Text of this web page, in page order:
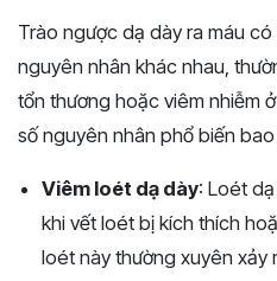
Trào ngược dạ dày ra máu
nguyên nhân khác nhau,
tổn thương hoặc viêm nhiễm
số nguyên nhân phổ biến
Viêm loét dạ dày: Loét
khi vết loét bị kích thích
loét này thường xuyên xảy